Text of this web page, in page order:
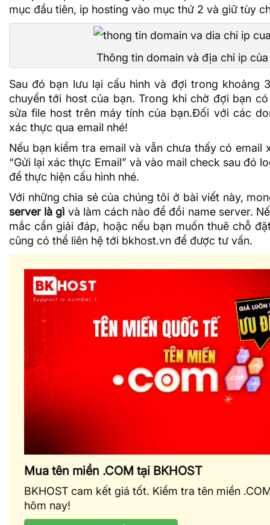
mục đầu tiên, ip hosting vào mục thứ 2 và giữ tùy
Thông tin domain và địa chỉ ip
Sau đó bạn lưu lại cấu hình và đợi trong khoảng
chuyển tới host của bạn. Trong khi chờ đợi bạn
sửafile host trên máy tính của bạn.Đối với các
xác thực qua email nhé!
Nếu bạn kiểm tra email và vẫn chưa thấy có email
“Gửi lại xác thực Email” và vào mail check sau đó
để thực hiện cấu hình nhé.
Với những chia sẻ của chúng tôi ở bài viết này,
server là gì và làm cách nào để đổi name server.
mắc cần giải đáp, hoặc nếu bạn muốn thuê chỗ
cũng có thể liên hệ tới bkhost.vn để được tư vấn.
Mua tên miền .COM tại BKHOST
BKHOST cam kết giá tốt. Kiểm tra tên miền
hôm nay!